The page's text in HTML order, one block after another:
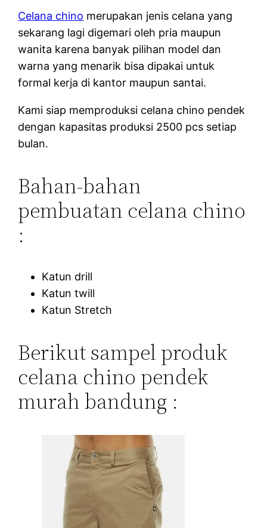
Celana chino merupakan jenis celana yang
sekarang lagi digemari oleh pria maupun
wanita karena banyak pilihan model dan
warna yang menarik bisa dipakai untuk
formal kerja di kantor maupun santai.
Kami siap memproduksi celana chino pendek
dengan kapasitas produksi 2500 pcs setiap
bulan.
Bahan-bahan
pembuatan celana chino
:
Katun drill
Katun twill
Katun Stretch
Berikut sampel produk
celana chino pendek
murah bandung :